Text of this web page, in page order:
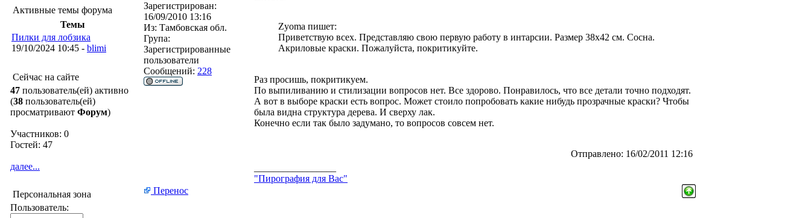
Активные темы форума
Темы
Пилки для лобзика
19/10/2024 10:45 - blimi
Сейчас на сайте
47 пользователь(ей) активно
(38 пользователь(ей)
просматривают Форум)
Участников: 0
Гостей: 47
далее...
Персональная зона
Пользователь:
Зарегистрирован:
16/09/2010 13:16
Из: Тамбовская обл.
Група:
Зарегистрированные
пользователи
Сообщений: 228
Zyoma пишет:
Приветствую всех. Представляю свою первую работу в интарсии. Размер 38х42 см. Сосна.
Акриловые краски. Пожалуйста, покритикуйте.
Раз просишь, покритикуем.
По выпиливанию и стилизации вопросов нет. Все здорово. Понравилось, что все детали точно подходят.
А вот в выборе краски есть вопрос. Может стоило попробовать какие нибудь прозрачные краски? Чтобы
была видна структура дерева. И сверху лак.
Конечно если так было задумано, то вопросов совсем нет.
Отправлено: 16/02/2011 12:16
"Пирография для Вас"
Перенос